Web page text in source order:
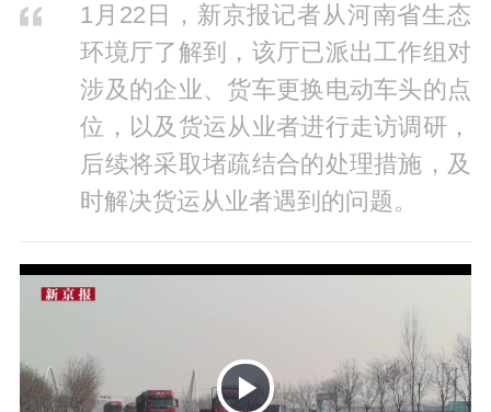
1月22日，新京报记者从河南省生态
环境厅了解到，该厅已派出工作组对
涉及的企业、货车更换电动车头的点
位，以及货运从业者进行走访调研，
后续将采取堵疏结合的处理措施，及
时解决货运从业者遇到的问题。